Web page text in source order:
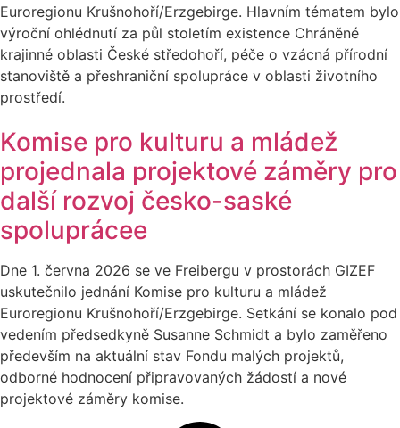
Euroregionu Krušnohoří/Erzgebirge. Hlavním tématem bylo
výroční ohlédnutí za půl stoletím existence Chráněné
krajinné oblasti České středohoří, péče o vzácná přírodní
stanoviště a přeshraniční spolupráce v oblasti životního
prostředí.
Komise pro kulturu a mládež
projednala projektové záměry pro
další rozvoj česko-saské
spoluprácee
Dne 1. června 2026 se ve Freibergu v prostorách GIZEF
uskutečnilo jednání Komise pro kulturu a mládež
Euroregionu Krušnohoří/Erzgebirge. Setkání se konalo pod
vedením předsedkyně Susanne Schmidt a bylo zaměřeno
především na aktuální stav Fondu malých projektů,
odborné hodnocení připravovaných žádostí a nové
projektové záměry komise.